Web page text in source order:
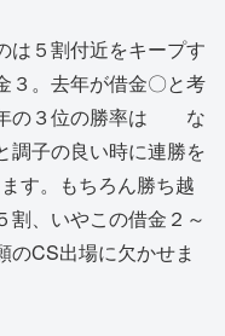
は５割付近をキープす
３。去年が借金〇と考
年の３位の勝率は な
調子の良い時に連勝を
す。もちろん勝ち越
割、いやこの借金２～
のCS出場に欠かせま